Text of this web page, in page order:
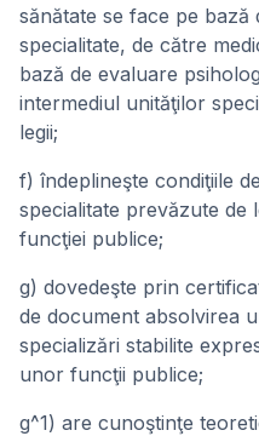
sănătate se face pe bază
specialitate, de către
bază de evaluare
intermediul unităţilor
legii;
f) îndeplineşte condiţiile
specialitate prevăzute de
funcţiei publice;
g) dovedeşte prin
de document absolvirea
specializări stabilite
unor funcţii publice;
g^1) are cunoştinţe